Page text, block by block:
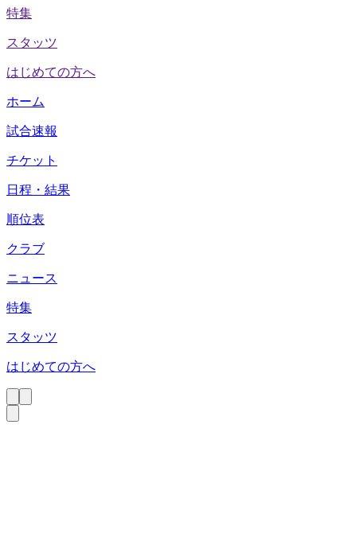
特集
スタッツ
はじめての方へ
ホーム
試合速報
チケット
日程・結果
順位表
クラブ
ニュース
特集
スタッツ
はじめての方へ